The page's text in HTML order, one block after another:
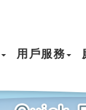
用戶服務